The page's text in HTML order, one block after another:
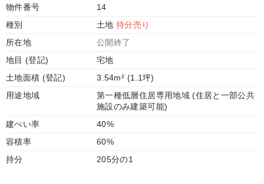
物件番号
14
種別
土地持分売り
所在地
公開終了
地目 (登記)
宅地
土地面積 (登記)
3.54m² (1.1坪)
用途地域
第一種低層住居専用地域 (住居と一部公共
施設のみ建築可能)
建ぺい率
40%
容積率
60%
持分
205分の1